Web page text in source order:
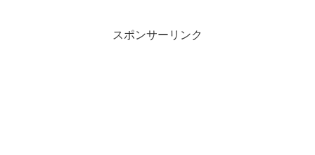
スポンサーリンク